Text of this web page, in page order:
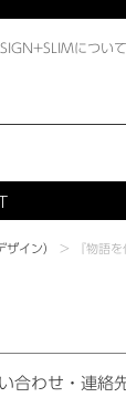
について
イン） >
『物語
合わせ・ 連絡